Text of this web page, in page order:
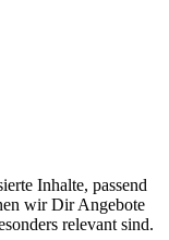
Inhalte, passend
wir Dir Angebote
relevant sind.